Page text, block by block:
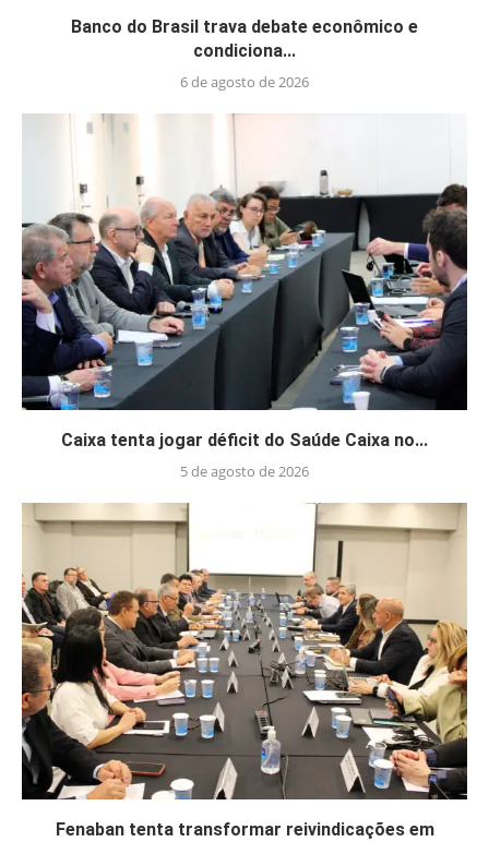
Banco do Brasil trava debate econômico e
condiciona...
6 de agosto de 2026
Caixa tenta jogar déficit do Saúde Caixa no...
5 de agosto de 2026
Fenaban tenta transformar reivindicações em